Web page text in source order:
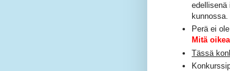
edellisenä
kunnossa.
Perä ei
Mitä
Tässä